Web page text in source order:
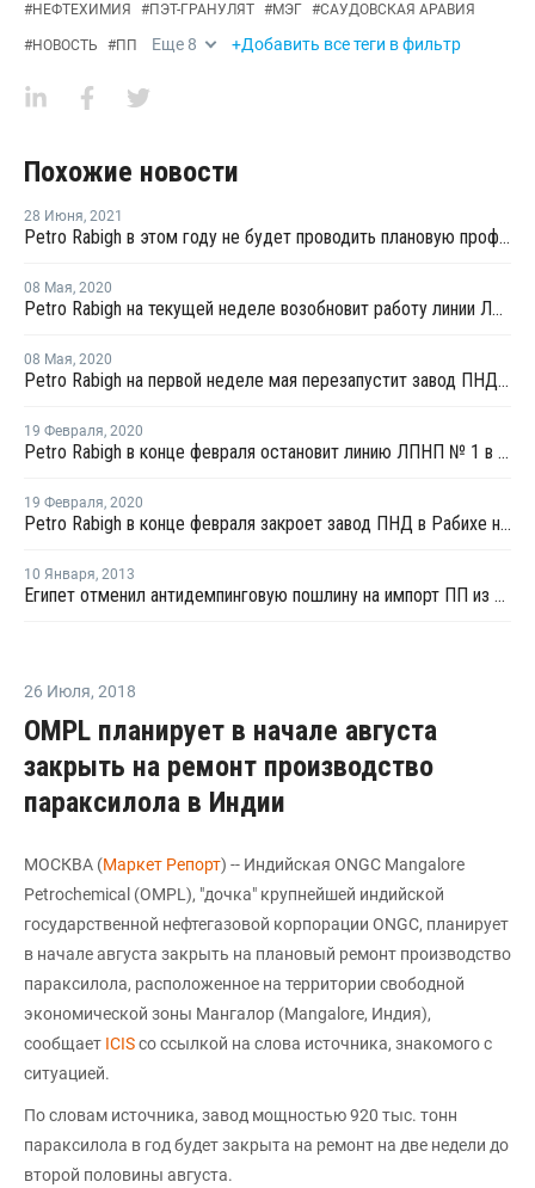
#НЕФТЕХИМИЯ #ПЭТ-ГРАНУЛЯТ #МЭГ #САУДОВСКАЯ АРАВИЯ
#НОВОСТЬ #ПП Еще 8 +Добавить все теги в фильтр
Похожие новости
28 Июня, 2021
Petro Rabigh в этом году не будет проводить плановую профилактику на заводе ЛПНП в Рабихе
08 Мая, 2020
Petro Rabigh на текущей неделе возобновит работу линии ЛПНП № 2 в Рабихе после плановой профилактики
08 Мая, 2020
Petro Rabigh на первой неделе мая перезапустит завод ПНД в Рабихе после плановой профилактики
19 Февраля, 2020
Petro Rabigh в конце февраля остановит линию ЛПНП № 1 в Рабихе на плановый ремонт
19 Февраля, 2020
Petro Rabigh в конце февраля закроет завод ПНД в Рабихе на плановую профилактику
10 Января, 2013
Египет отменил антидемпинговую пошлину на импорт ПП из Саудовской Аравии
26 Июля, 2018
OMPL планирует в начале августа
закрыть на ремонт производство
параксилола в Индии
МОСКВА (Маркет Репорт) -- Индийская ONGC Mangalore
Petrochemical (OMPL), "дочка" крупнейшей индийской
государственной нефтегазовой корпорации ONGC, планирует
в начале августа закрыть на плановый ремонт производство
параксилола, расположенное на территории свободной
экономической зоны Мангалор (Mangalore, Индия),
сообщает ICISсо ссылкой на слова источника, знакомого с
ситуацией.
По словам источника, завод мощностью 920 тыс. тонн
параксилола в год будет закрыта на ремонт на две недели до
второй половины августа.